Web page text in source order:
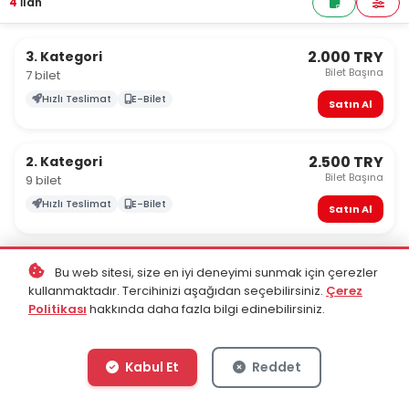
3. Kategori
7 bilet
2.000 TRY
Bilet Başına
Hızlı Teslimat
E-Bilet Satın Al
2. Kategori
9 bilet
2.500 TRY
Bilet Başına
Hızlı Teslimat
E-Bilet Satın Al
1. Kategori
7 bilet
3.000 TRY
Bilet Başına
Hızlı Teslimat
E-Bilet
Misafir Tribün
Bu web sitesi, size en iyi deneyimi sunmak için çerezler
kullanmaktadır. Tercihinizi aşağıdan seçebilirsiniz. Çerez
Politikası hakkında daha fazla bilgi edinebilirsiniz.
Kabul Et Reddet